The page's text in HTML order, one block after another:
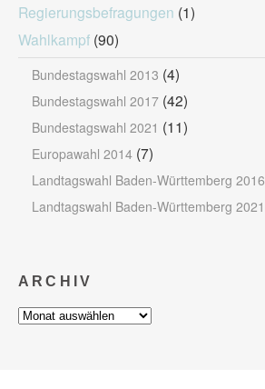
Regierungsbefragungen (1)
Wahlkampf (90)
Bundestagswahl 2013 (4)
Bundestagswahl 2017 (42)
Bundestagswahl 2021 (11)
Europawahl 2014 (7)
Landtagswahl Baden-Württemberg 2016
Landtagswahl Baden-Württemberg 2021
ARCHIV
Archiv